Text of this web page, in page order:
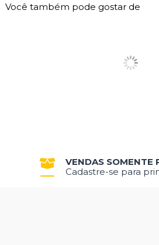
Você também pode gostar de
VENDAS SOMENTE
Cadastre-se para